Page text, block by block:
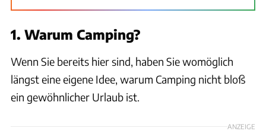
1. Warum Camping?
Wenn Sie bereits hier sind, haben Sie womöglich
längst eine eigene Idee, warum Camping nicht bloß
ein gewöhnlicher Urlaub ist.
ANZEIGE